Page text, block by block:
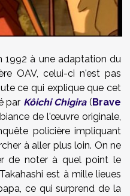
1992 à une adaptation du
OAV, celui-ci n'est pas
ce qui explique que cet
par Kôichi Chigira(Brave
de l'œuvre originale,
policière impliquant
à aller plus loin. On ne
de noter à quel point le
est à mille lieues
ce qui surprend de la